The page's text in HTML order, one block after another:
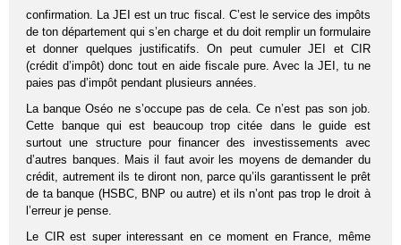
confirmation. La JEI est un truc fiscal. C’est le service des impôts
de ton département qui s’en charge et du doit remplir un formulaire
et donner quelques justificatifs. On peut cumuler JEI et CIR
(crédit d’impôt) donc tout en aide fiscale pure. Avec la JEI, tu ne
paies pas d’impôt pendant plusieurs années.
La banque Oséo ne s’occupe pas de cela. Ce n’est pas son job.
Cette banque qui est beaucoup trop citée dans le guide est
surtout une structure pour financer des investissements avec
d’autres banques. Mais il faut avoir les moyens de demander du
crédit, autrement ils te diront non, parce qu’ils garantissent le prêt
de ta banque (HSBC, BNP ou autre) et ils n’ont pas trop le droit à
l’erreur je pense.
Le CIR est super interessant en ce moment en France, même